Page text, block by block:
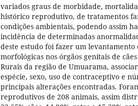
variados graus de morbidade,
histórico reprodutivo, de tratamentos
condições ambientais, podendo assim
incidência de determinadas
deste estudo foi fazer um levantamento
morfológicas nos órgãos genitais de
Rurais da região de Umuarama,
espécie, sexo, uso de contraceptivo e
principais alterações encontradas.
reprodutivos de 208 animais, assim